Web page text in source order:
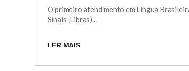
O primeiro atendimento em Língua
Sinais (Libras)...
LER MAIS